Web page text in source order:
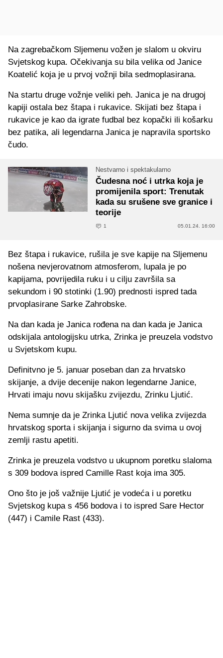
Na zagrebačkom Sljemenu vožen je slalom u okviru
Svjetskog kupa. Očekivanja su bila velika od Janice
Koatelić koja je u prvoj vožnji bila sedmoplasirana.
Na startu druge vožnje veliki peh. Janica je na drugoj
kapiji ostala bez štapa i rukavice. Skijati bez štapa i
rukavice je kao da igrate fudbal bez kopački ili košarku
bez patika, ali legendarna Janica je napravila sportsko
čudo.
Nestvarno i spektakularno
Čudesna noć i utrka koja je
promijenila sport: Trenutak
kada su srušene sve granice i
teorije
1 05.01.24. 16:00
Bez štapa i rukavice, rušila je sve kapije na Sljemenu
nošena nevjerovatnom atmosferom, lupala je po
kapijama, povrijedila ruku i u cilju završila sa
sekundom i 90 stotinki (1.90) prednosti ispred tada
prvoplasirane Sarke Zahrobske.
Na dan kada je Janica rođena na dan kada je Janica
odskijala antologijsku utrka, Zrinka je preuzela vodstvo
u Svjetskom kupu.
Definitvno je 5. januar poseban dan za hrvatsko
skijanje, a dvije decenije nakon legendarne Janice,
Hrvati imaju novu skijašku zvijezdu, Zrinku Ljutić.
Nema sumnje da je Zrinka Ljutić nova velika zvijezda
hrvatskog sporta i skijanja i sigurno da svima u ovoj
zemlji rastu apetiti.
Zrinka je preuzela vodstvo u ukupnom poretku slaloma
s 309 bodova ispred Camille Rast koja ima 305.
Ono što je još važnije Ljutić je vodeća i u poretku
Svjetskog kupa s 456 bodova i to ispred Sare Hector
(447) i Camile Rast (433).